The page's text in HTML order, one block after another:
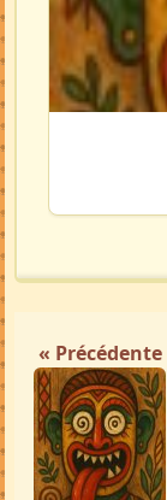
« Précédente